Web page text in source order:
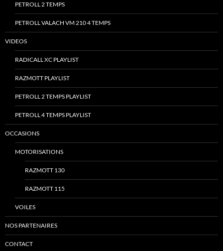
PETROLL 2 TEMPS
PETROLL VALACH VM 210 4 TEMPS
VIDEOS
RADICALL XC PLAYLIST
RAZMOTT PLAYLIST
PETROLL 2 TEMPS PLAYLIST
PETROLL 4 TEMPS PLAYLIST
OCCASIONS
MOTORISATIONS
RAZMOTT 130
RAZMOTT 115
VOILES
NOS PARTENAIRES
CONTACT